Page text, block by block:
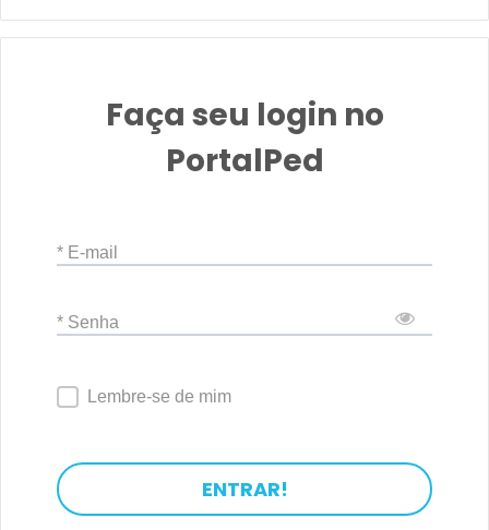
Faça seu login no
PortalPed
* E-mail
* Senha
Lembre-se de mim
ENTRAR!